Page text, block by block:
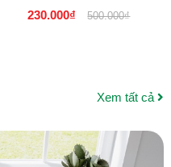
Gòn
230.000₫ 500.000₫
Xem tất cả